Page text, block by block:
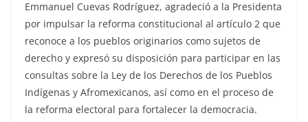
Emmanuel Cuevas Rodríguez, agradeció a la Presidenta
por impulsar la reforma constitucional al artículo 2 que
reconoce a los pueblos originarios como sujetos de
derecho y expresó su disposición para participar en las
consultas sobre la Ley de los Derechos de los Pueblos
Indígenas y Afromexicanos, así como en el proceso de
la reforma electoral para fortalecer la democracia.